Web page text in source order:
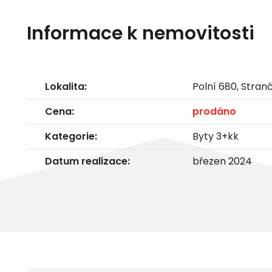
Informace k nemovitosti
Lokalita:
Polní 680,
Cena:
prodáno
Kategorie:
Byty 3+kk
Datum realizace:
březen 2024